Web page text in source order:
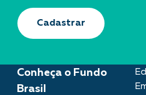
Conheça o Fundo
Brasil
Cadastrar